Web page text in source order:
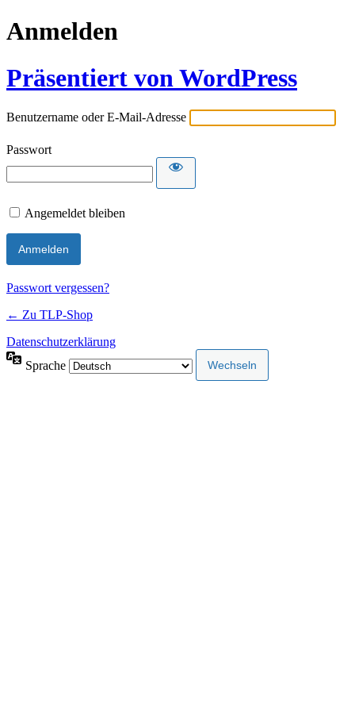
Anmelden
Präsentiert von WordPress
Benutzername oder E-Mail-Adresse
Passwort
Angemeldet bleiben
Passwort vergessen?
← Zu TLP-Shop
Datenschutzerklärung
Sprache